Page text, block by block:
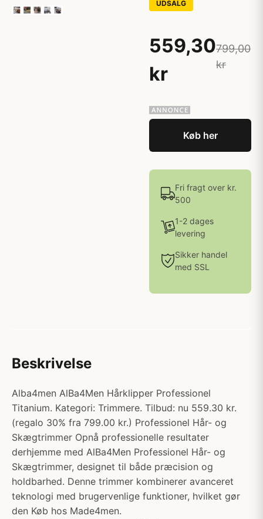
UDSALG
559,30
kr
799,00
kr
Køb her
Fri fragt over kr.
500
1-2 dages
levering
Sikker handel
med SSL
Beskrivelse
Alba4men AlBa4Men Hårklipper Professionel
Titanium. Kategori: Trimmere. Tilbud: nu 559.30 kr.
(regalo 30% fra 799.00 kr.) Professionel Hår- og
Skægtrimmer Opnå professionelle resultater
derhjemme med AlBa4Men Professionel Hår- og
Skægtrimmer, designet til både præcision og
holdbarhed. Denne trimmer kombinerer avanceret
teknologi med brugervenlige funktioner, hvilket gør
den Køb hos Made4men.